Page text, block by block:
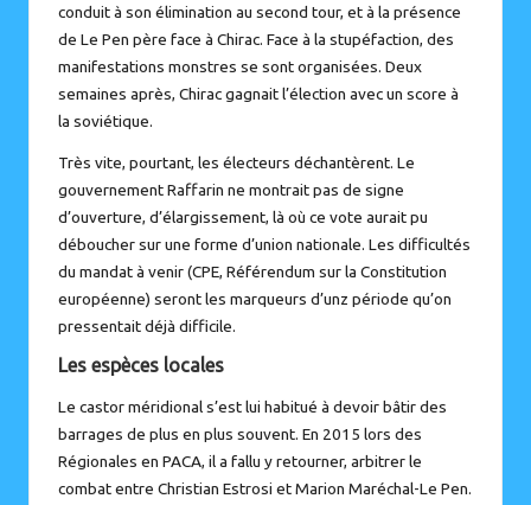
conduit à son élimination au second tour, et à la présence
de Le Pen père face à Chirac. Face à la stupéfaction, des
manifestations monstres se sont organisées. Deux
semaines après, Chirac gagnait l’élection avec un score à
la soviétique.
Très vite, pourtant, les électeurs déchantèrent. Le
gouvernement Raffarin ne montrait pas de signe
d’ouverture, d’élargissement, là où ce vote aurait pu
déboucher sur une forme d’union nationale. Les difficultés
du mandat à venir (CPE, Référendum sur la Constitution
européenne) seront les marqueurs d’unz période qu’on
pressentait déjà difficile.
Les espèces locales
Le castor méridional s’est lui habitué à devoir bâtir des
barrages de plus en plus souvent. En 2015 lors des
Régionales en PACA, il a fallu y retourner, arbitrer le
combat entre Christian Estrosi et Marion Maréchal-Le Pen.